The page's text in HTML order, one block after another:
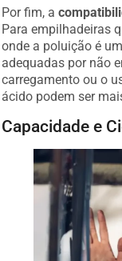
Por fim, a
Para empilhadeiras
onde a poluição é
adequadas por não
carregamento ou o
ácido podem ser
Capacidade e